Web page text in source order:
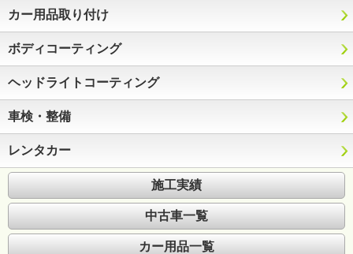
カー用品取り付け
ボディコーティング
ヘッドライトコーティング
車検・整備
レンタカー
施工実績
中古車一覧
カー用品一覧